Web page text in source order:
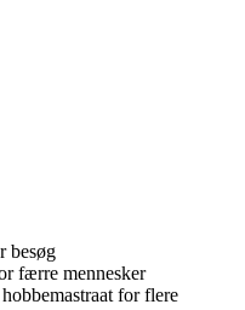
besøg
færre mennesker
for flere